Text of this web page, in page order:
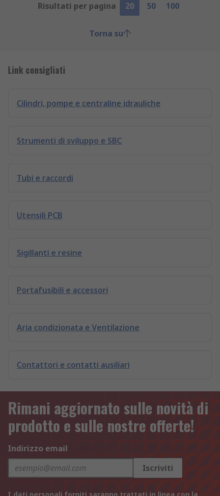
Risultati per pagina
20 50 100
Torna su
Link consigliati
Cilindri, pompe e centraline idrauliche
Strumenti di sviluppo e SBC
Tubi e raccordi
Utensili PCB
Sigillanti e resine
Portafusibili e accessori
Aria condizionata e Ventilazione
Contattori e contatti ausiliari
Rimani aggiornato sulle novità di
prodotto e sulle nostre offerte!
Indirizzo email
Iscriviti